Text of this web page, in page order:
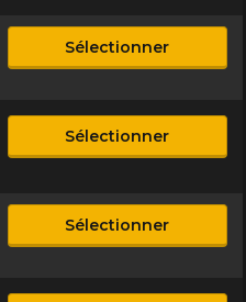
Sélectionner
Sélectionner
Sélectionner